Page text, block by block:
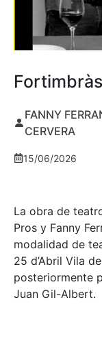
Fortimbràs
FANNY
CERVERA
15/06/2026
La obra de
Pros y Fanny
modalidad de
25 d’Abril Vila
posteriormente
Juan Gil-Albert.